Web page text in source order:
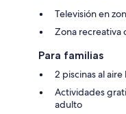
Televisión en
Zona recreativa
Para familias
2 piscinas al
Actividades
adulto